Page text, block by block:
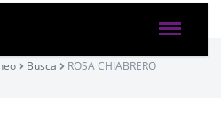
Busca
ROSA CHIABRERO
San Vitale